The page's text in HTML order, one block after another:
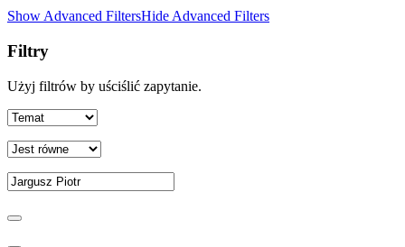
Show Advanced FiltersHide Advanced Filters
Filtry
Użyj filtrów by uściślić zapytanie.